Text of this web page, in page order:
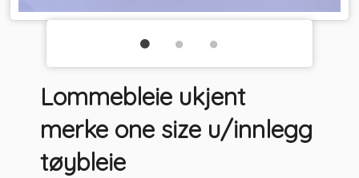
Lommebleie ukjent
merke one size u/innlegg
tøybleie